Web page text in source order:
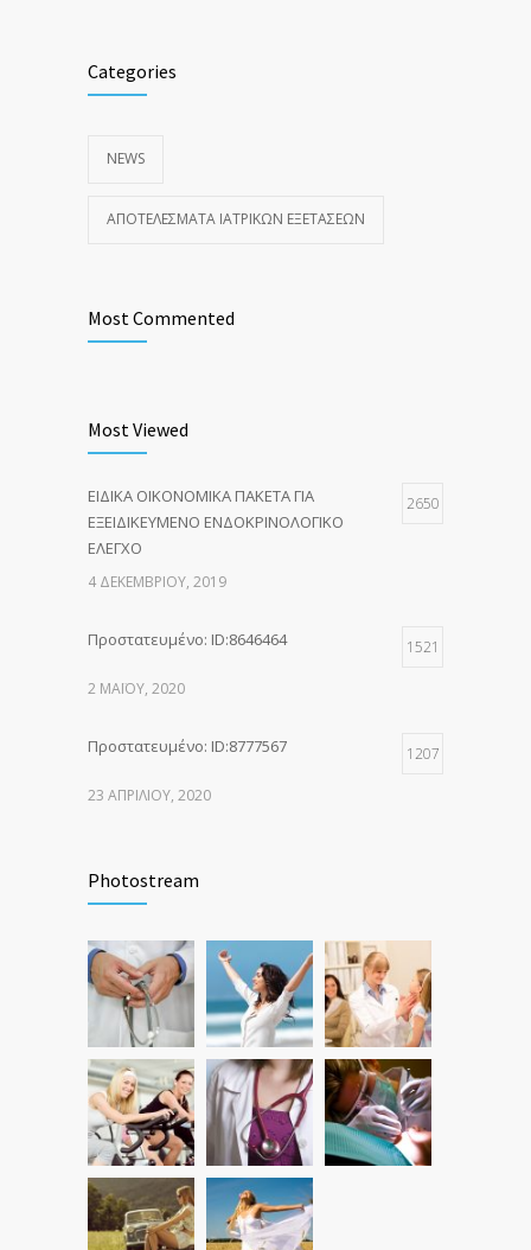
Categories
NEWS
ΑΠΟΤΕΛΈΣΜΑΤΑ ΙΑΤΡΙΚΏΝ ΕΞΕΤΆΣΕΩΝ
Most Commented
Most Viewed
ΕΙΔΙΚΑ ΟΙΚΟΝΟΜΙΚΑ ΠΑΚΕΤΑ ΓΙΑ
ΕΞΕΙΔΙΚΕΥΜΕΝΟ ΕΝΔΟΚΡΙΝΟΛΟΓΙΚΟ
ΕΛΕΓΧΟ
2650
4 ΔΕΚΕΜΒΡΊΟΥ, 2019
Πρoστατευμένο: ID:8646464 1521
2 ΜΑΪ́ΟΥ, 2020
Πρoστατευμένο: ID:8777567 1207
23 ΑΠΡΙΛΊΟΥ, 2020
Photostream